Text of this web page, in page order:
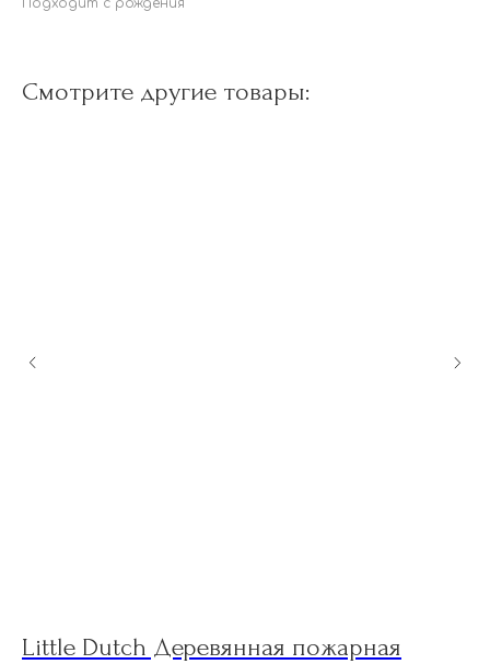
Смотрите другие товары:
Little Dutch Деревянная пожарная